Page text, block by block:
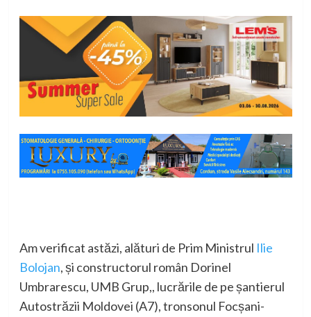
Am verificat astăzi, alături de Prim Ministrul Ilie
Bolojan, și constructorul român Dorinel
Umbrarescu, UMB Grup,, lucrările de pe șantierul
Autostrăzii Moldovei (A7), tronsonul Focșani-